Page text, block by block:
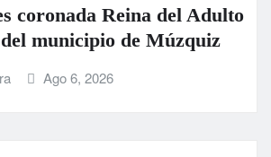
coronada Reina del Adulto
municipio de Múzquiz
Ago 6, 2026